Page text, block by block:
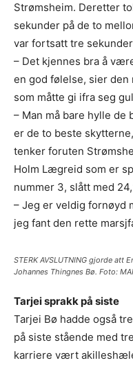
Strømsheim. Deretter
sekunder på de to
var fortsatt tre
– Det kjennes bra å
en god følelse, sier
som måtte gi ifra seg
– Man må bare hylle de
er de to beste
tenker foruten
Holm Lægreid som er
nummer 3, slått med
– Jeg er veldig fornøyd
jeg fant den rette
STERK AVSLUTNING gjorde att
Johannes Thingnes Bø. Foto:
Tarjei sprakk på siste
Tarjei Bø hadde også
på siste stående med
karriere vært